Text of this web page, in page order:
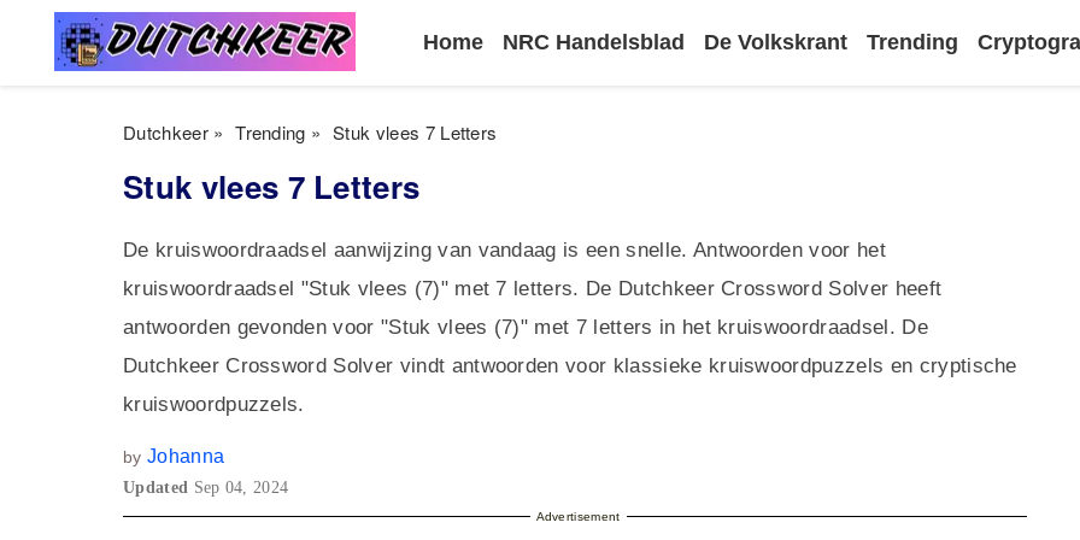
Home NRC Handelsblad De Volkskrant Trending
Dutchkeer» Trending » Stuk vlees 7 Letters
Stuk vlees 7 Letters
De kruiswoordraadsel aanwijzing van vandaag is een snelle. Antwoorden voor het
kruiswoordraadsel "Stuk vlees (7)" met 7 letters. De Dutchkeer Crossword Solver heeft
antwoorden gevonden voor "Stuk vlees (7)" met 7 letters in het kruiswoordraadsel. De
Dutchkeer Crossword Solver vindt antwoorden voor klassieke kruiswoordpuzzels en cryptische
kruiswoordpuzzels.
by Johanna
Updated Sep 04, 2024
Advertisement